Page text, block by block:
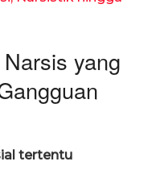
yang
tertentu